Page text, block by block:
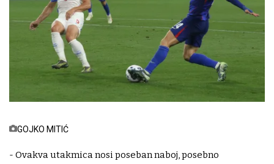
GOJKO MITIĆ
- Ovakva utakmica nosi poseban naboj, posebno